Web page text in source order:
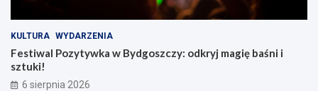
KULTURA WYDARZENIA
Festiwal Pozytywka w Bydgoszczy: odkryj magię baśni i
sztuki!
6 sierpnia 2026